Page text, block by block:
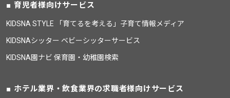
育児者様向けサービス
KIDSNA STYLE 「育てるを考える」子育て情報メディア
KIDSNAシッター ベビーシッターサービス
KIDSNA園ナビ 保育園・幼稚園検索
ホテル業界・飲食業界の求職者様向けサービス